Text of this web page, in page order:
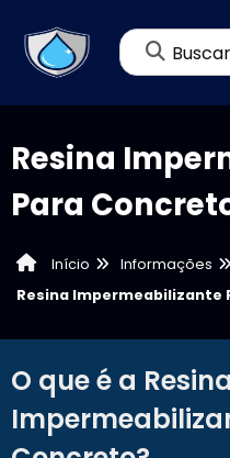
Buscar
Resina
Para
Início Informações
Resina Impermeabilizante
O que é a Resina